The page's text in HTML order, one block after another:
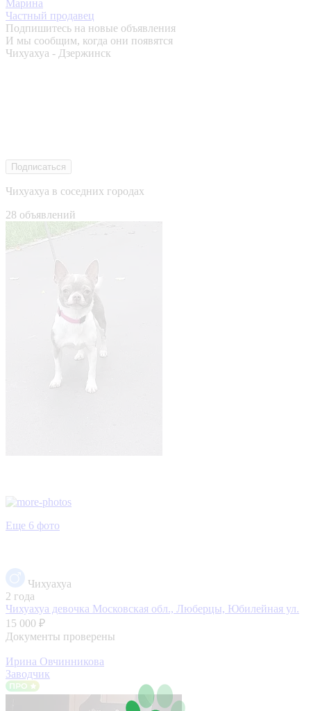
Марина
Частный продавец
Подпишитесь на новые объявления
И мы сообщим, когда они появятся
Чихуахуа - Дзержинск
Подписаться
Чихуахуа в соседних городах
28 объявлений
Еще 6 фото
Чихуахуа
2 года
Чихуахуа девочка Московская обл., Люберцы, Юбилейная ул.
15 000 ₽
Документы проверены
Ирина Овчинникова
Заводчик